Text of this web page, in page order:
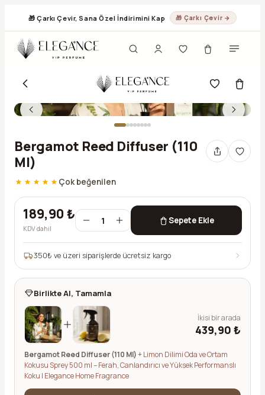
🎁 Çarkı Çevir, Sana Özel İndirimini Kap 🎁 Çarkı Çevir →
Bergamot Reed Diffuser (110
Ml)
Çok beğenilen
189,90 ₺
KDV dahil
1 Sepete Ekle
350₺ ve üzeri siparişlerde ücretsiz kargo
Birlikte Al, Tamamla
İkisi bir arada
439,90 ₺
Bergamot Reed Diffuser (110 Ml)+Limon Dilimi Oda ve Ortam
Kokusu Sprey 500 ml – Ferah, Canlandırıcı ve Yüksek Performanslı
Koku | Elegance Home Fragrance